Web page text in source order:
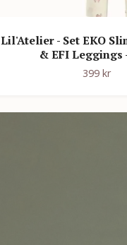
Lil'Atelier - Set EKO
& EFI Leggings
399 kr